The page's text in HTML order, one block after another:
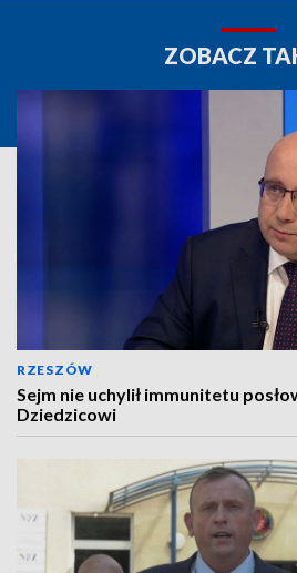
ZOBACZ
RZESZÓW
Sejm nie uchylił immunitetu
Dziedzicowi